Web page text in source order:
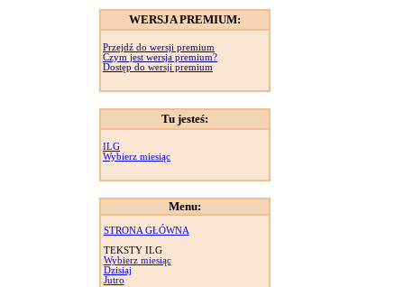
WERSJA PREMIUM:
Przejdź do wersji premium
Czym jest wersja premium?
Dostęp do wersji premium
Tu jesteś:
ILG
Wybierz miesiąc
Menu:
STRONA GŁÓWNA
TEKSTY ILG
Wybierz miesiąc
Dzisiaj
Jutro